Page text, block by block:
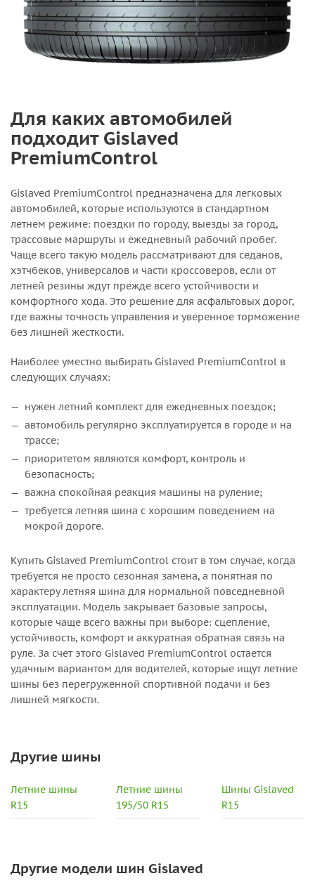
Для каких автомобилей
подходит Gislaved
PremiumControl
Gislaved PremiumControl предназначена для легковых
автомобилей, которые используются в стандартном
летнем режиме: поездки по городу, выезды за город,
трассовые маршруты и ежедневный рабочий пробег.
Чаще всего такую модель рассматривают для седанов,
хэтчбеков, универсалов и части кроссоверов, если от
летней резины ждут прежде всего устойчивости и
комфортного хода. Это решение для асфальтовых дорог,
где важны точность управления и уверенное торможение
без лишней жесткости.
Наиболее уместно выбирать Gislaved PremiumControl в
следующих случаях:
нужен летний комплект для ежедневных поездок;
автомобиль регулярно эксплуатируется в городе и на
трассе;
приоритетом являются комфорт, контроль и
безопасность;
важна спокойная реакция машины на руление;
требуется летняя шина с хорошим поведением на
мокрой дороге.
Купить Gislaved PremiumControl стоит в том случае, когда
требуется не просто сезонная замена, а понятная по
характеру летняя шина для нормальной повседневной
эксплуатации. Модель закрывает базовые запросы,
которые чаще всего важны при выборе: сцепление,
устойчивость, комфорт и аккуратная обратная связь на
руле. За счет этого Gislaved PremiumControl остается
удачным вариантом для водителей, которые ищут летние
шины без перегруженной спортивной подачи и без
лишней мягкости.
Другие шины
Летние шины
R15
Летние шины
195/50 R15
Шины Gislaved
R15
Другие модели шин Gislaved